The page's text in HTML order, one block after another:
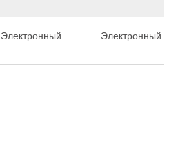
Электронный Электронный